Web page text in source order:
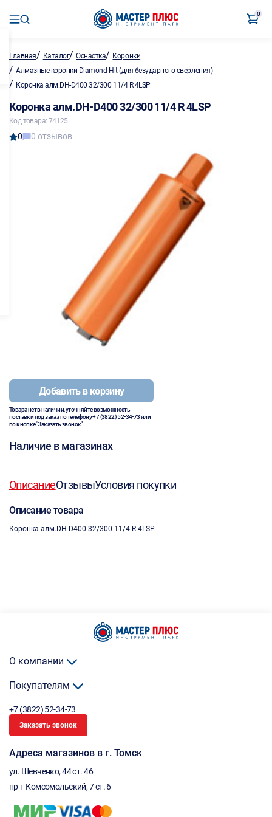
0
Главная/ Каталог/Оснастка/ Коронки
/ Алмазные коронки Diamond Hit (для безударного сверления)
/ Коронка алм.DH-D400 32/300 11/4 R 4LSP
Коронка алм.DH-D400 32/300 11/4 R 4LSP
Код товара: 74125
0 0 отзывов
Добавить в корзину
Товара нет в наличии, уточняйте возможность
поставки под заказ по телефону+7 (3822) 52-34-73или
по кнопке "Заказать звонок"
Наличие в магазинах
ОписаниеОтзывыУсловия покупки
Описание товара
Коронка алм.DH-D400 32/300 11/4 R 4LSP
О компании
Покупателям
+7 (3822) 52-34-73
Заказать звонок
Адреса магазинов в г. Томск
ул. Шевченко, 44 ст. 46
пр-т Комсомольский, 7 ст. 6